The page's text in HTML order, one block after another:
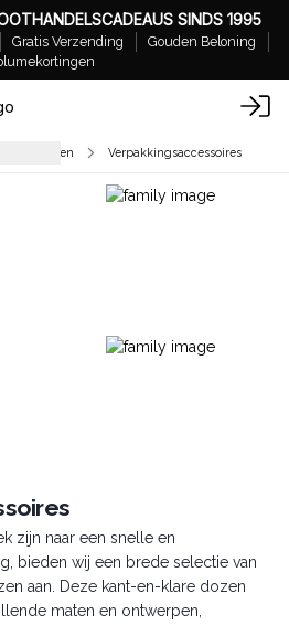
SINDS 1995
Gratis Verzending
Gouden Beloning
& Vullingen Verpakkingsaccessoires
zijn naar een snelle en
bieden wij een brede selectie van
aan. Deze kant-en-klare dozen
maten en ontwerpen,